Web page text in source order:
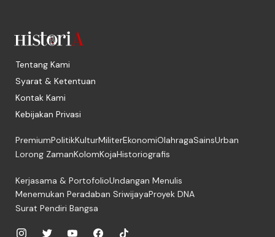
Tentang Kami
Syarat & Ketentuan
Kontak Kami
Kebijakan Privasi
PremiumPolitikKulturMiliterEkonomiOlahragaSainsUrban
Lorong ZamanKolomKojaHistoriografis
Kerjasama & PortofolioUndangan Menulis
Menemukan Peradaban SriwijayaProyek DNA
Surat Pendiri Bangsa